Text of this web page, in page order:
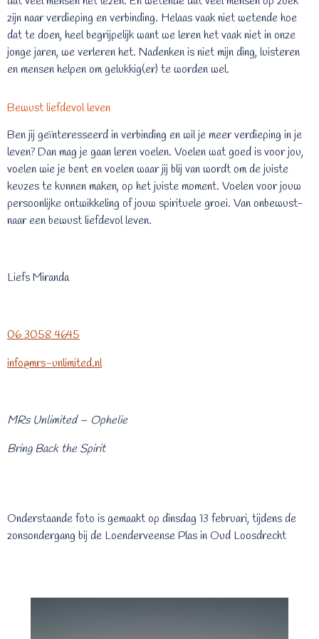
zijn naar verdieping en verbinding. Helaas vaak niet wetende hoe
dat te doen, heel begrijpelijk want we leren het vaak niet in onze
jonge jaren, we verleren het. Nadenken is niet mijn ding, luisteren
en mensen helpen om gelukkig(er) te worden wel.
Bewust liefdevol leven
Ben jij geïnteresseerd in verbinding en wil je meer verdieping in je
leven? Dan mag je gaan leren voelen. Voelen wat goed is voor jou,
voelen wie je bent en voelen waar jij blij van wordt om de juiste
keuzes te kunnen maken, op het juiste moment. Voelen voor jouw
persoonlijke ontwikkeling of jouw spirituele groei. Van onbewust-
naar een bewust liefdevol leven.
Liefs Miranda
06 3058 4645
info@mrs-unlimited.nl
MRs Unlimited – Ophelie
Bring Back the Spirit
Onderstaande foto is gemaakt op dinsdag 13 februari, tijdens de
zonsondergang bij de Loenderveense Plas in Oud Loosdrecht